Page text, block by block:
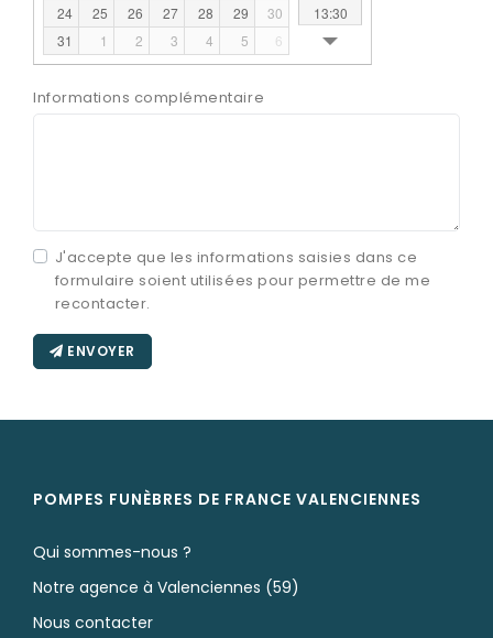
Rapatriement
Services aux familles
24
25 26 27 28 29
30
31
1 2 3 4 5 6
13:30
14:00
14:30
Informations complémentaire
J'accepte que les informations saisies dans ce
formulaire soient utilisées pour permettre de me
recontacter.
ENVOYER
POMPES FUNÈBRES DE FRANCE VALENCIENNES
Qui sommes-nous ?
Notre agence à Valenciennes (59)
Nous contacter